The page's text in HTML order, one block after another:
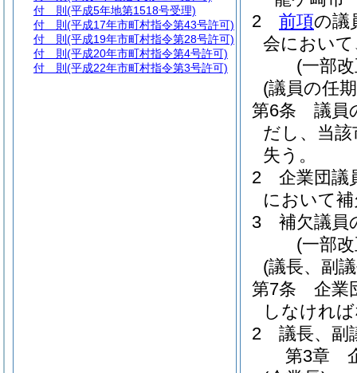
2
前項の議
会におい
(一部
(議員の任
第6条
議員
だし、当
失う。
2
企業団議
において
3
補欠議員
(一部
(議長、副
第7条
企業
しなけれ
2
議長、副
第3章
付 則 (平成5年地第1518号受理)
付 則 (平成17年市町村指令第43号許可)
付 則 (平成19年市町村指令第28号許可)
付 則 (平成20年市町村指令第4号許可)
付 則 (平成22年市町村指令第3号許可)